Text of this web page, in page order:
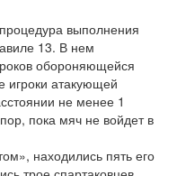
выполнения
13. В нем
обороняющейся
игроки атакующей
не менее 1
пока мяч не войдет в
находились пять его